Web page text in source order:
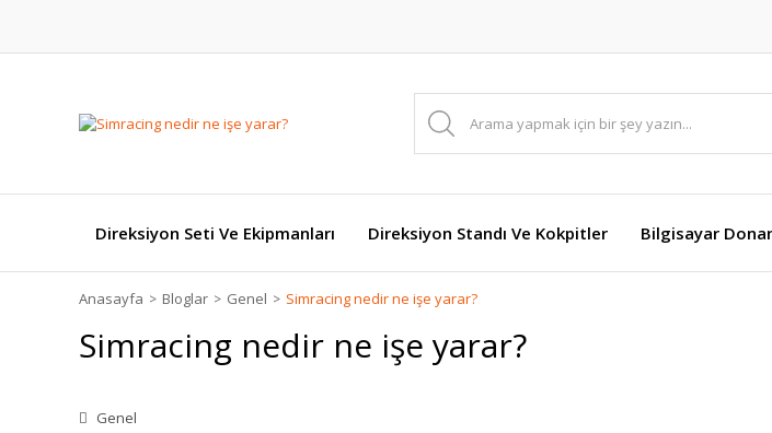
Direksiyon Seti Ve Ekipmanları Direksiyon Standı Ve Kokpitler Bilgisayar
Anasayfa Bloglar Genel Simracing nedir ne işe yarar?
Simracing nedir ne işe yarar?
Genel